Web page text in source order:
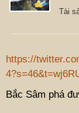
Tài
https://
Bắc Sâm phá